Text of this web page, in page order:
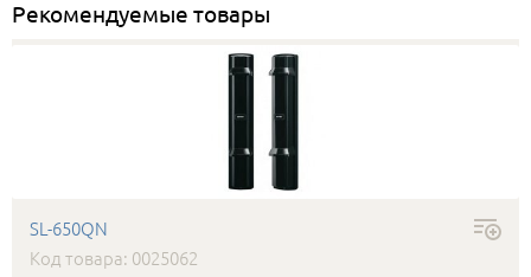
Рекомендуемые товары
SL-650QN
Код товара: 0025062